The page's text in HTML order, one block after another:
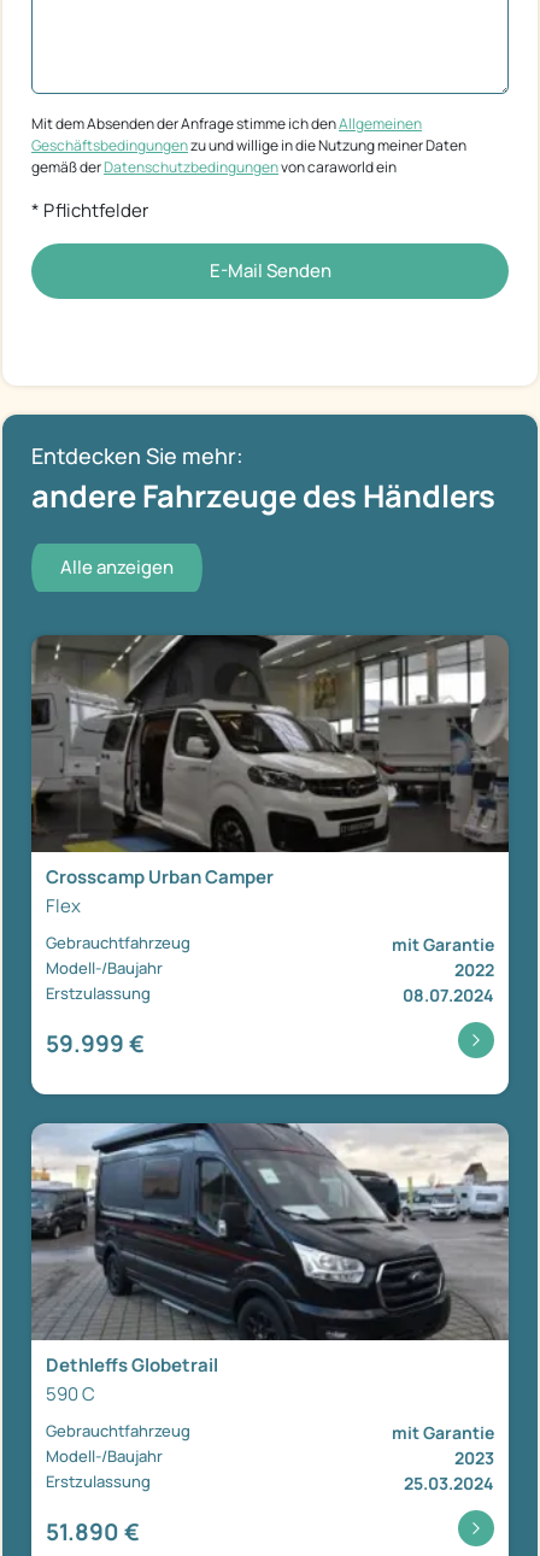
Mit dem Absenden der Anfrage stimme ich denAllgemeinen
Geschäftsbedingungenzu und willige in die Nutzung meiner Daten
gemäß derDatenschutzbedingungenvon caraworld ein
* Pflichtfelder
E-Mail Senden
Entdecken Sie mehr:
andere Fahrzeuge des Händlers
Alle anzeigen
Crosscamp Urban Camper
Flex
Gebrauchtfahrzeug mit Garantie
Modell-/Baujahr 2022
Erstzulassung 08.07.2024
59.999 €
Dethleffs Globetrail
590 C
Gebrauchtfahrzeug mit Garantie
Modell-/Baujahr 2023
Erstzulassung 25.03.2024
51.890 €